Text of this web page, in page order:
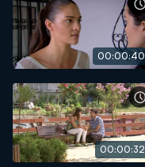
00:00:40
00:00:32